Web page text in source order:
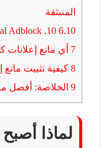
المنبثقة
6.10
7 أي مانع إعلانات
8 كيفية تثبيت
9 الخلاصة: أفضل
لماذا